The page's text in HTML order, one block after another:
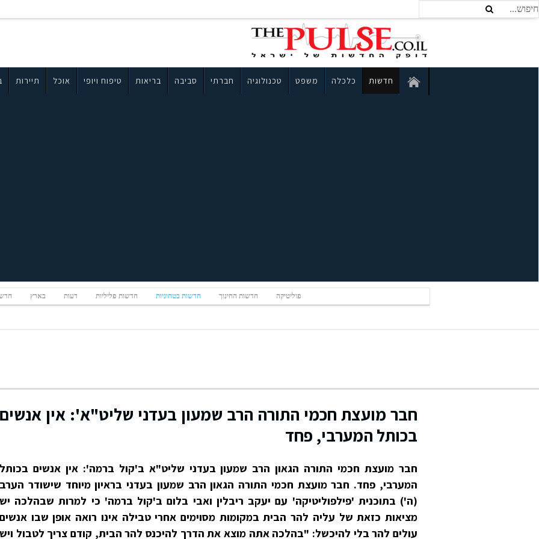
חדשות כלכלה משפט טכנולוגיה חברתי סביבה בריאות טיפוח ויופי אוכל תיירות
פוליטיקה חדשות החינוך חדשות בטחוניות חדשות פליליות דעות בארץ
חבר מועצת חכמי התורה הרב שמעון בעדני שליט"א': אין אנשים
בכותל המערבי, פחד
חבר מועצת חכמי התורה הגאון הרב שמעון בעדני שליט"א ב'קול ברמה': אין אנשים בכותל
המערבי, פחד. חבר מועצת חכמי התורה הגאון הרב שמעון בעדני בראיון מיוחד שישודר הערב
(ה') בתוכנית 'פילפוליטיקה' עם יעקב ריבלין ואבי בלום ב'קול ברמה' כי למרות שבהלכה יש
מציאות כזאת של עליה להר הבית במקומות מסוימים אחרי טבילה אינו רואה אופן שבו אנשים
עולים להר בלי להיכשל: "בהלכה אתה מוצא את הדרך להיכנס להר הבית, קודם צריך לטבול ויש